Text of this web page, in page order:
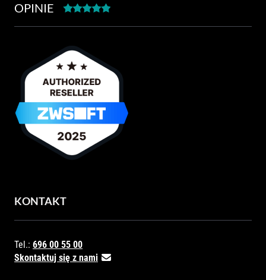
OPINIE
KONTAKT
Tel.: 696 00 55 00
Skontaktuj się z nami